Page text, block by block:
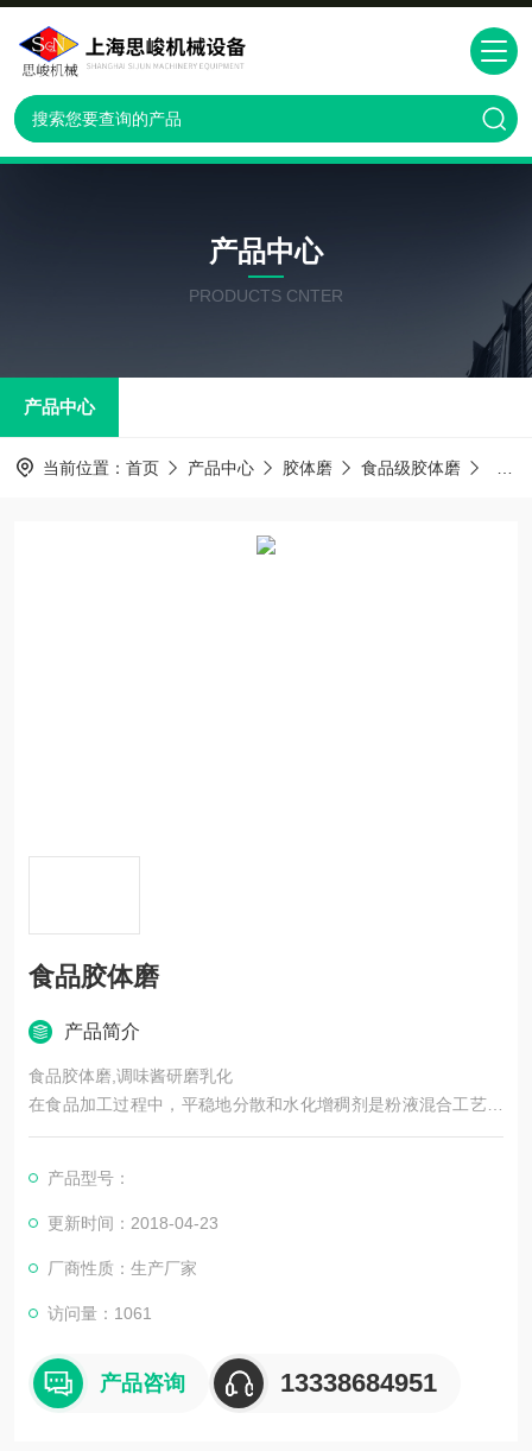
产品中心
PRODUCTS CNTER
产品中心
当前位置： 首页 产品中心 胶体磨 食品级胶体磨
食品胶体磨
产品简介
食品胶体磨,调味酱研磨乳化
在食品加工过程中，平稳地分散和水化增稠剂是粉液混合工艺的
难点之一。这些粉体遇到水时，极易结块。如需去除这些粉体
选择，其加工时间更短，并且能增加原料的利用率和提高产品品
质，其中的定转子通过产生强烈剪切力，来打碎粉体结块，从而
短工艺时间，并去除过滤工艺。
产品型号：
更新时间：2018-04-23
厂商性质：生产厂家
访问量：1061
产品咨询 13338684951